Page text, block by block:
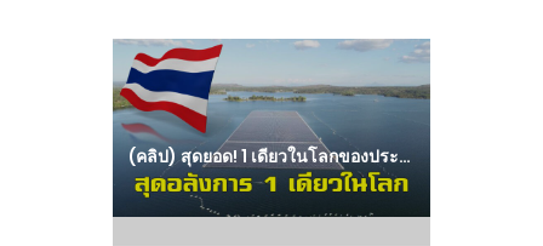
Previous
post:
(คลิป) สุดยอด! 1 เดียวในโลกของประเทศไทย ‘โซลาร์เซลล์ลอยน้ำไฮบริด’ คาดแล้วเสร็จเดือน มิ.ย.นี้ : วีดีโอ เกษตร